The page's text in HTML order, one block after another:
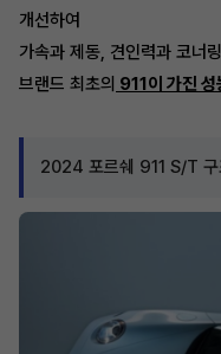
개선하여
가속과 제동, 견인력과 코너
브랜드 최초의 911이 가진 성
2024 포르쉐 911 S/T 구